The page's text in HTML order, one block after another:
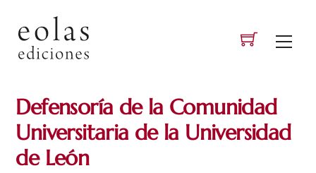
content
Defensoría de la Comunidad
Universitaria de la Universidad
de León